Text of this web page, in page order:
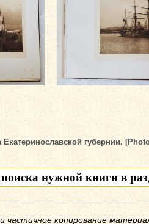
губернии.
нужной книги в
копирование